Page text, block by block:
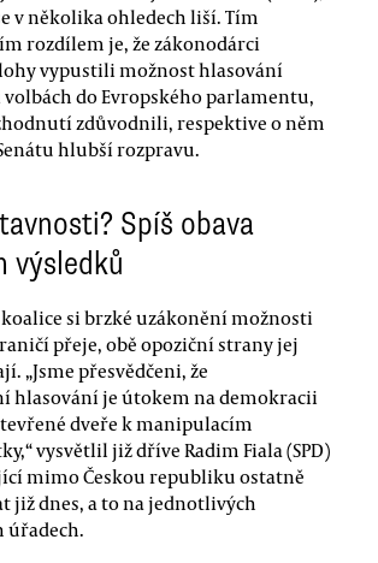
v několika ohledech liší. Tím
rozdílem je, že zákonodárci
vypustili možnost hlasování
do Evropského parlamentu,
zdůvodnili, respektive o něm
hlubší rozpravu.
Spíš obava
výsledků
si brzké uzákonění možnosti
přeje, obě opoziční strany jej
„Jsme přesvědčeni, že
hlasování je útokem na demokracii
dveře k manipulacím
vysvětlil již dříve Radim Fiala (SPD)
mimo Českou republiku ostatně
již dnes, a to na jednotlivých
úřadech.